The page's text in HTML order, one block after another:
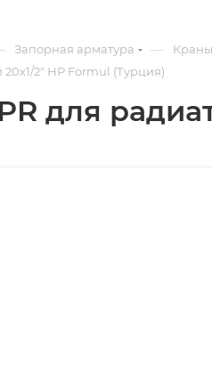
Запорная арматура —
2" НР Formul (Турция)
для